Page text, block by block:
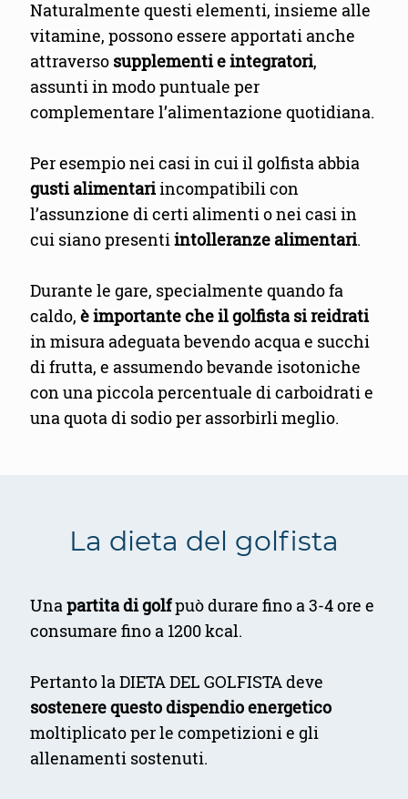
Naturalmente questi elementi, insieme alle
vitamine, possono essere apportati anche
attraverso supplementi e integratori,
assunti in modo puntuale per
complementare l’alimentazione quotidiana.
Per esempio nei casi in cui il golfista abbia
gusti alimentariincompatibili con
l’assunzione di certi alimenti o nei casi in
cui siano presentiintolleranze alimentari.
Durante le gare, specialmente quando fa
caldo, è importante che il golfista si reidrati
in misura adeguata bevendo acqua e succhi
di frutta, e assumendo bevande isotoniche
con una piccola percentuale di carboidrati e
una quota di sodio per assorbirli meglio.
La dieta del golfista
Unapartita di golfpuò durare fino a 3-4 ore e
consumare fino a 1200 kcal.
Pertanto la DIETA DEL GOLFISTA deve
sostenere questo dispendio energetico
moltiplicato per le competizioni e gli
allenamenti sostenuti.